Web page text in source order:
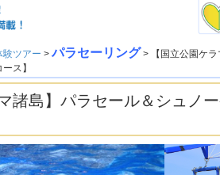
ツアー >パラセーリング > 【国立公園ケ
ス】
諸島】パラセール＆シュノ